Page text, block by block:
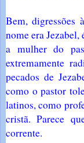
Bem, digressões
nome era
a mulher do
extremamente
pecados de
como o pastor
latinos, como
cristã. Parece
corrente.